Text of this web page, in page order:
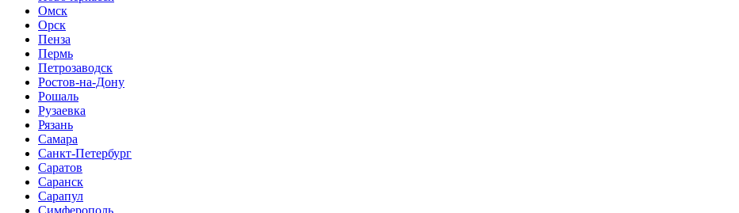
Омск
Орск
Пенза
Пермь
Петрозаводск
Ростов-на-Дону
Рошаль
Рузаевка
Рязань
Самара
Санкт-Петербург
Саратов
Саранск
Сарапул
Симферополь